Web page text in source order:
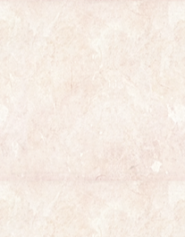
Jacquemart
sur-Isère